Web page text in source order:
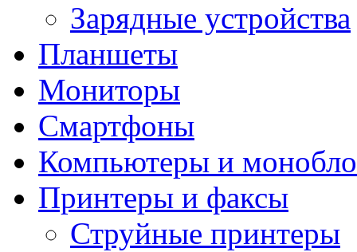
Зарядные устройства
Планшеты
Мониторы
Смартфоны
Компьютеры и
Принтеры и факсы
Струйные принтеры